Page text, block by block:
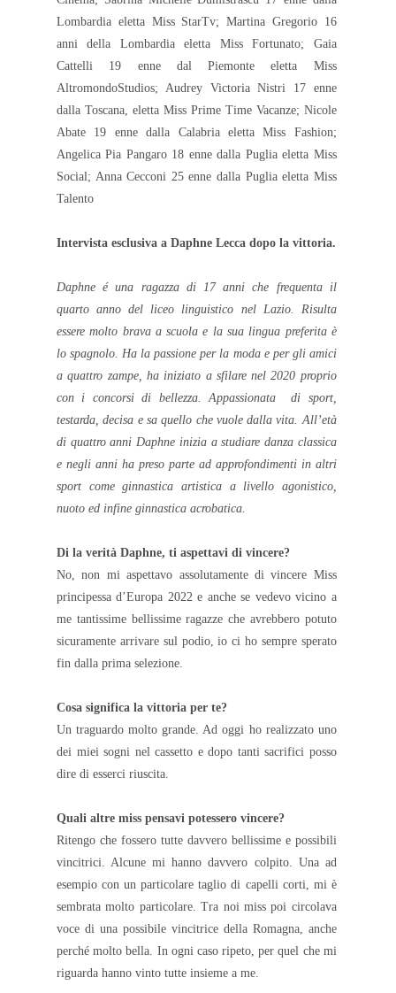
Lombardia eletta Miss StarTv; Martina Gregorio 16
anni della Lombardia eletta Miss Fortunato; Gaia
Cattelli 19 enne dal Piemonte eletta Miss
AltromondoStudios; Audrey Victoria Nistri 17 enne
dalla Toscana, eletta Miss Prime Time Vacanze; Nicole
Abate 19 enne dalla Calabria eletta Miss Fashion;
Angelica Pia Pangaro 18 enne dalla Puglia eletta Miss
Social; Anna Cecconi 25 enne dalla Puglia eletta Miss
Talento
Intervista esclusiva a Daphne Lecca dopo la vittoria.
Daphne é una ragazza di 17 anni che frequenta il
quarto anno del liceo linguistico nel Lazio. Risulta
essere molto brava a scuola e la sua lingua preferita è
lo spagnolo. Ha la passione per la moda e per gli amici
a quattro zampe, ha iniziato a sfilare nel 2020 proprio
con i concorsi di bellezza. Appassionata di sport,
testarda, decisa e sa quello che vuole dalla vita. All’età
di quattro anni Daphne inizia a studiare danza classica
e negli anni ha preso parte ad approfondimenti in altri
sport come ginnastica artistica a livello agonistico,
nuoto ed infine ginnastica acrobatica.
Di la verità Daphne, ti aspettavi di vincere?
No, non mi aspettavo assolutamente di vincere Miss
principessa d’Europa 2022 e anche se vedevo vicino a
me tantissime bellissime ragazze che avrebbero potuto
sicuramente arrivare sul podio, io ci ho sempre sperato
fin dalla prima selezione.
Cosa significa la vittoria per te?
Un traguardo molto grande. Ad oggi ho realizzato uno
dei miei sogni nel cassetto e dopo tanti sacrifici posso
dire di esserci riuscita.
Quali altre miss pensavi potessero vincere?
Ritengo che fossero tutte davvero bellissime e possibili
vincitrici. Alcune mi hanno davvero colpito. Una ad
esempio con un particolare taglio di capelli corti, mi è
sembrata molto particolare. Tra noi miss poi circolava
voce di una possibile vincitrice della Romagna, anche
perché molto bella. In ogni caso ripeto, per quel che mi
riguarda hanno vinto tutte insieme a me.